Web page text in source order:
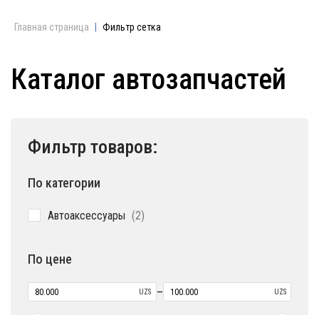
Главная страница Фильтр сетка
Каталог автозапчастей
Фильтр товаров:
По категории
Автоаксессуары 22
По цене
UZS – UZS